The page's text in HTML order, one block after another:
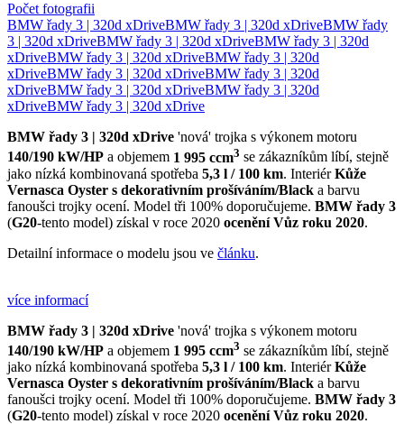
Počet fotografii
BMW řady 3 | 320d xDriveBMW řady 3 | 320d xDriveBMW řady
3 | 320d xDriveBMW řady 3 | 320d xDriveBMW řady 3 | 320d
xDriveBMW řady 3 | 320d xDriveBMW řady 3 | 320d
xDriveBMW řady 3 | 320d xDriveBMW řady 3 | 320d
xDriveBMW řady 3 | 320d xDriveBMW řady 3 | 320d
xDriveBMW řady 3 | 320d xDrive
BMW řady 3 | 320d xDrive 'nová' trojka s výkonem motoru
140/190 kW/HP a objemem 1 995 ccm3 se zákazníkům líbí, stejně
jako nízká kombinovaná spotřeba 5,3 l / 100 km. InteriérKůže
Vernasca Oyster s dekorativním prošíváním/Black a barvu
fanoušci trojky ocení. Model tři 100% doporučujeme. BMW řady 3
(G20-tento model) získal v roce 2020 oceněníVůz roku 2020.
Detailní informace o modelu jsou ve článku.
více informací
BMW řady 3 | 320d xDrive 'nová' trojka s výkonem motoru
140/190 kW/HP a objemem 1 995 ccm3 se zákazníkům líbí, stejně
jako nízká kombinovaná spotřeba 5,3 l / 100 km. InteriérKůže
Vernasca Oyster s dekorativním prošíváním/Black a barvu
fanoušci trojky ocení. Model tři 100% doporučujeme. BMW řady 3
(G20-tento model) získal v roce 2020 oceněníVůz roku 2020.